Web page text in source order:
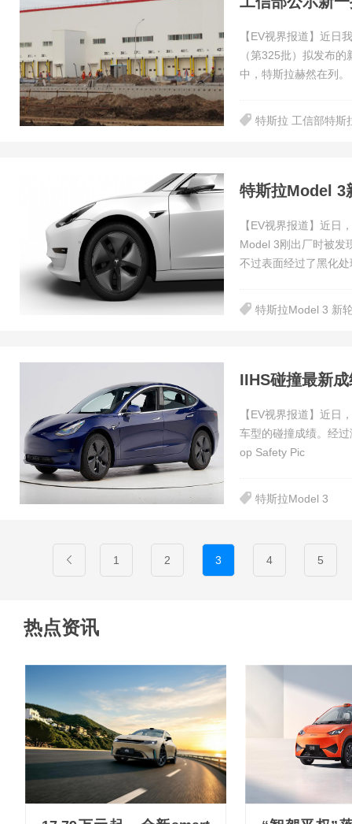
【EV视界报道】近日
（第325批）拟发布
中，特斯拉赫然在列。
特斯拉 工信部特斯
特斯拉Model 3
【EV视界报道】近日
Model 3刚出厂时被发
不过表面经过了黑化
特斯拉Model 3 新
IIHS碰撞最新
【EV视界报道】近日
车型的碰撞成绩。经
op Safety Pic
特斯拉Model 3
1 2 3 4 5
热点资讯